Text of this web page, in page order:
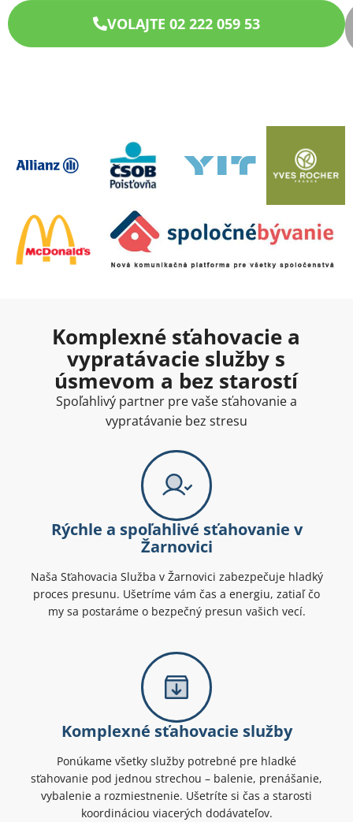
VOLAJTE 02 222 059 53
Komplexné sťahovacie a
vypratávacie služby s
úsmevom a bez starostí
Spoľahlivý partner pre vaše sťahovanie a
vypratávanie bez stresu
Rýchle a spoľahlivé sťahovanie v
Žarnovici
Naša Sťahovacia Služba v Žarnovici zabezpečuje hladký
proces presunu. Ušetríme vám čas a energiu, zatiaľ čo
my sa postaráme o bezpečný presun vašich vecí.
Komplexné sťahovacie služby
Ponúkame všetky služby potrebné pre hladké
sťahovanie pod jednou strechou – balenie, prenášanie,
vybalenie a rozmiestnenie. Ušetríte si čas a starosti
koordináciou viacerých dodávateľov.